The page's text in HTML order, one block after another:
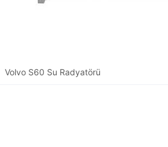
Volvo S60 Su Radyatörü